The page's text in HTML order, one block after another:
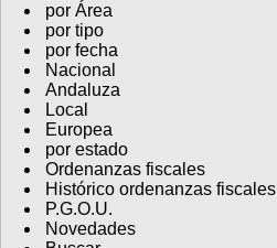
por Área
por tipo
por fecha
Nacional
Andaluza
Local
Europea
por estado
Ordenanzas fiscales
Histórico ordenanzas fiscales
P.G.O.U.
Novedades